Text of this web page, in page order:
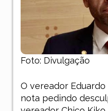
Foto: Divulgação
O vereador
nota pedindo